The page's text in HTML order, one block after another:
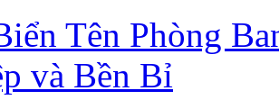
Tên Phòng
và Bền Bỉ